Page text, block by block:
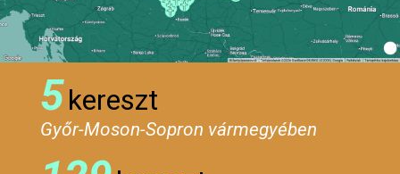
5kereszt
Győr-Moson-Sopron vármegyében